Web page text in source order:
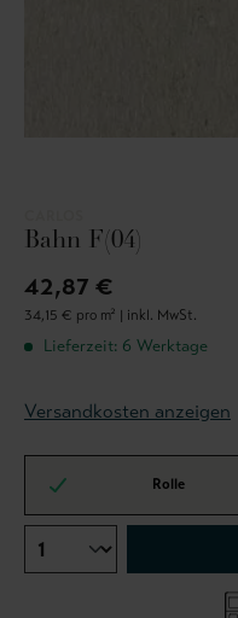
Bahn F(04)
42,87 €
34,15 € pro m² | inkl. MwSt.
Lieferzeit: 6 Werktage
Versandkosten anzeigen
Rolle